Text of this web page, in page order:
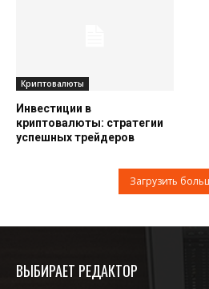
Криптовалюты
Инвестиции в
криптовалюты: стратегии
успешных трейдеров
Загрузить
ВЫБИРАЕТ РЕДАКТОР